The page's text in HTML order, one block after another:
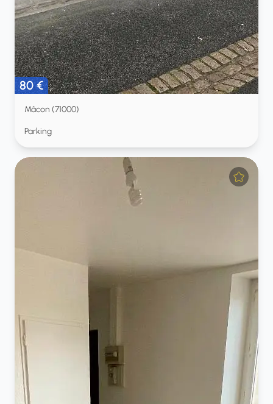
80 €
Mâcon (71000)
Parking